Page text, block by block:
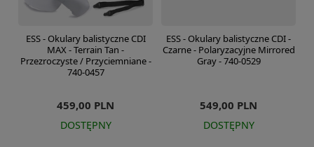
ESS - Okulary balistyczne CDI
MAX - Terrain Tan -
Przezroczyste / Przyciemniane -
740-0457
459,00 PLN
DOSTĘPNY
ESS - Okulary balistyczne CDI -
Czarne - Polaryzacyjne Mirrored
Gray - 740-0529
549,00 PLN
DOSTĘPNY